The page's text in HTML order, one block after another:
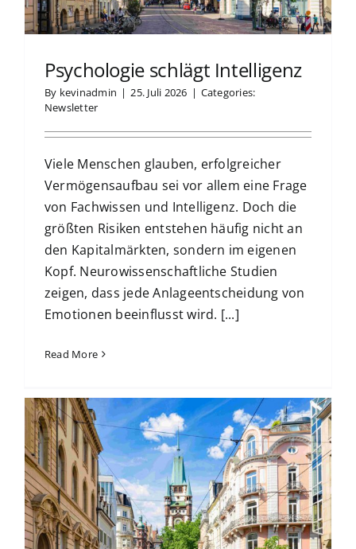
Psychologie schlägt Intelligenz
By kevinadmin | 25. Juli 2026 | Categories:
Newsletter
Viele Menschen glauben, erfolgreicher
Vermögensaufbau sei vor allem eine Frage
von Fachwissen und Intelligenz. Doch die
größten Risiken entstehen häufig nicht an
den Kapitalmärkten, sondern im eigenen
Kopf. Neurowissenschaftliche Studien
zeigen, dass jede Anlageentscheidung von
Emotionen beeinflusst wird. [...]
Read More